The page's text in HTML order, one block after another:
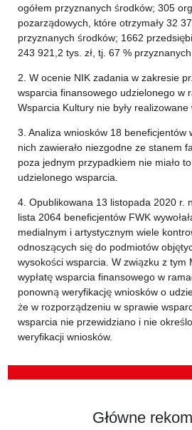
ogółem przyznanych środków; 305
pozarządowych, które otrzymały 32
przyznanych środków; 1662
243 921,2 tys. zł, tj. 67 %
2. W ocenie NIK zadania w zakresie
wsparcia finansowego udzielonego w
Wsparcia Kultury nie były realizowane
3. Analiza wniosków 18 beneficjentów
nich zawierało niezgodne ze stanem
poza jednym przypadkiem nie miało
udzielonego wsparcia.
4. Opublikowana 13 listopada 2020 r.
lista 2064 beneficjentów FWK
medialnym i artystycznym wiele
odnoszących się do podmiotów
wysokości wsparcia. W związku z tym
wypłatę wsparcia finansowego w
ponowną weryfikację wniosków o
że w rozporządzeniu w sprawie
wsparcia nie przewidziano i nie
weryfikacji wniosków.
Główne